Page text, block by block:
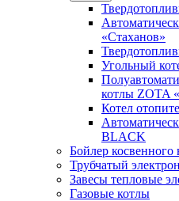
«Стаханов»
Угольный
котлы ZOTA
Котел
BLACK
Бойлер косвенного
Трубчатый
Завесы тепловые
Газовые котлы